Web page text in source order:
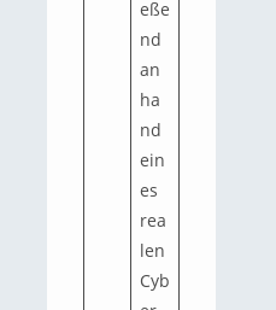
eße
nd
an
ha
nd
ein
es
rea
len
Cyb